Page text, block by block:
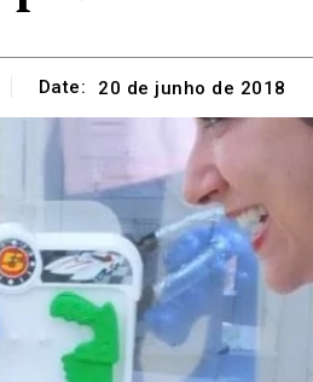
Date: 20 de junho de 2018